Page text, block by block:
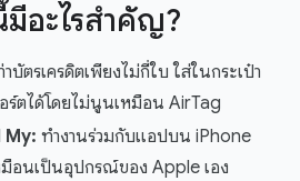
อะไรสำคัญ?
บัตรเครดิตเพียงไม่กี่ใบ ใส่ในกระเป๋า
ร์ตได้โดยไม่นูนเหมือน AirTag
My: ทำงานร่วมกับแอปบน iPhone
อนเป็นอุปกรณ์ของ Apple เอง